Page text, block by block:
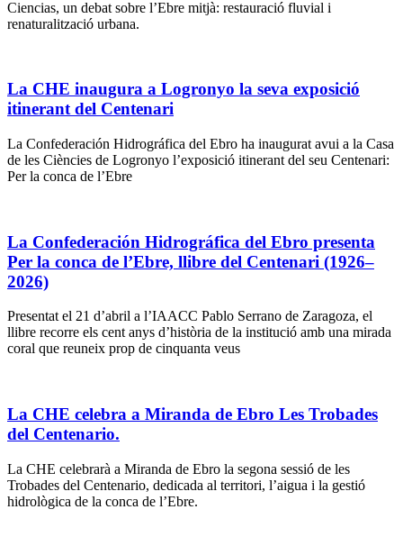
Ciencias, un debat sobre l’Ebre mitjà: restauració fluvial i
renaturalització urbana.
La CHE inaugura a Logronyo la seva exposició
itinerant del Centenari
La Confederación Hidrográfica del Ebro ha inaugurat avui a la Casa
de les Ciències de Logronyo l’exposició itinerant del seu Centenari:
Per la conca de l’Ebre
La Confederación Hidrográfica del Ebro presenta
Per la conca de l’Ebre, llibre del Centenari (1926–
2026)
Presentat el 21 d’abril a l’IAACC Pablo Serrano de Zaragoza, el
llibre recorre els cent anys d’història de la institució amb una mirada
coral que reuneix prop de cinquanta veus
La CHE celebra a Miranda de Ebro Les Trobades
del Centenario.
La CHE celebrarà a Miranda de Ebro la segona sessió de les
Trobades del Centenario, dedicada al territori, l’aigua i la gestió
hidrològica de la conca de l’Ebre.